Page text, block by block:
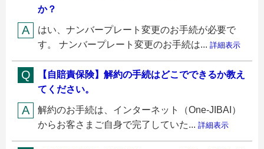
か？
はい、ナンバープレート変更のお手続が必要で
す。 ナンバープレート変更のお手続は... 詳細表示
【自賠責保険】解約の手続はどこでできるか教え
てください。
解約のお手続は、インターネット（One-JIBAI）
からお客さまご自身で完了していた... 詳細表示